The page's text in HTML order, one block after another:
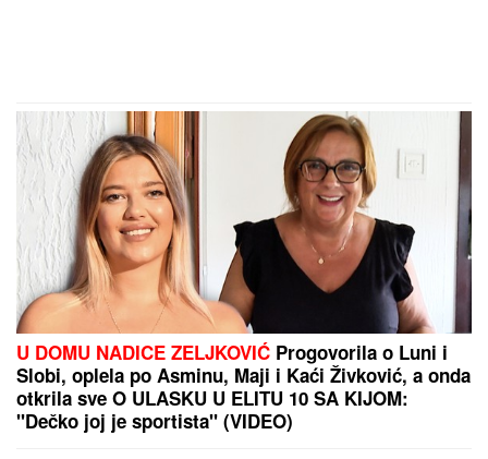
U DOMU NADICE ZELJKOVIĆ Progovorila o Luni i
Slobi, oplela po Asminu, Maji i Kaći Živković, a onda
otkrila sve O ULASKU U ELITU 10 SA KIJOM:
"Dečko joj je sportista" (VIDEO)